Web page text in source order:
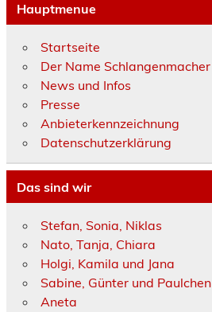
Hauptmenue
Startseite
Der Name Schlangenmacher
News und Infos
Presse
Anbieterkennzeichnung
Datenschutzerklärung
Das sind wir
Stefan, Sonia, Niklas
Nato, Tanja, Chiara
Holgi, Kamila und Jana
Sabine, Günter und Paulchen
Aneta